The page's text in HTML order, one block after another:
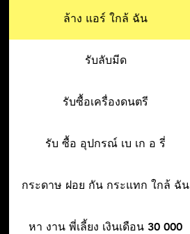
ล้าง แอร์ ใกล้ ฉัน
รับลับมีด
รับซื้อเครื่องดนตรี
รับ ซื้อ อุปกรณ์ เบ เก อ รี่
กระดาษ ฝอย กัน กระแทก ใกล้ ฉัน
หา งาน พี่เลี้ยง เงินเดือน 30 000